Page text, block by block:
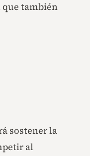
también
sostener la
al